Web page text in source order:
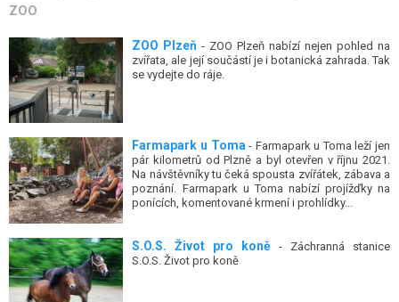
ZOO
ZOO Plzeň - ZOO Plzeň nabízí nejen pohled na
zvířata, ale její součástí je i botanická zahrada. Tak
se vydejte do ráje.
Farmapark u Toma- Farmapark u Toma leží jen
pár kilometrů od Plzně a byl otevřen v říjnu 2021.
Na návštěvníky tu čeká spousta zvířátek, zábava a
poznání. Farmapark u Toma nabízí projížďky na
ponících, komentované krmení i prohlídky...
S.O.S. Život pro koně - Záchranná stanice
S.O.S. Život pro koně